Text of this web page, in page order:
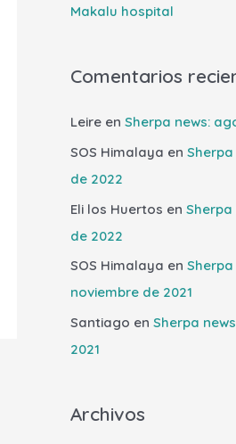
Makalu hospital
Comentarios
Leire en Sherpa news:
SOS Himalaya en
de 2022
Eli los Huertos en
de 2022
SOS Himalaya en Sherpa
noviembre de 2021
Santiago en Sherpa
2021
Archivos